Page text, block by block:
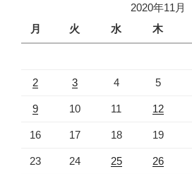
2020年11月
月
火 水 木
2 3 4 5
9 10 11 12
16 17 18 19
23 24 25 26